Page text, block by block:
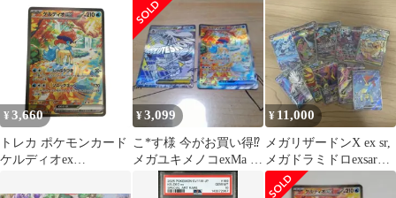
¥ 3,660
トレカ ポケモンカード
ケルディオex
¥3,099
こ*す様 今がお買い得⁉️
メガユキメノコexMa ケ
ルディオex SAR
¥ 11,000
メガリザードンX ex sr,
メガドラミドロexsar等
sar、srまとめ売り